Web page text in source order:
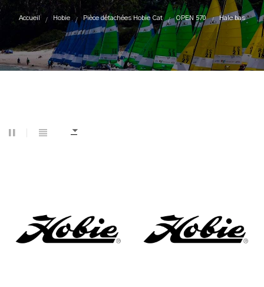
Accueil Hobie Pièce détachées Hobie Cat OPEN 570 Hale bas